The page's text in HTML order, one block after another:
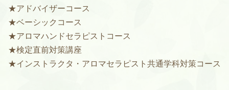
★アドバイザーコース
★ベーシックコース
★アロマハンドセラピストコース
★検定直前対策講座
★インストラクタ・アロマセラピスト共通学科対策コース